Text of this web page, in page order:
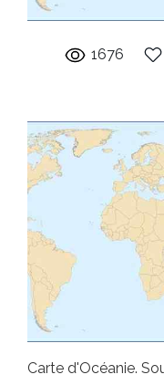
1676
Carte d'Océanie.